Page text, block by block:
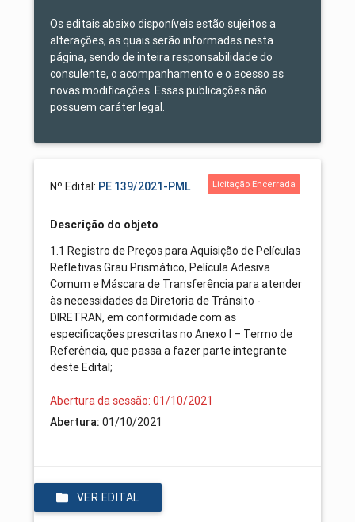
Os editais abaixo disponíveis estão sujeitos a
alterações, as quais serão informadas nesta
página, sendo de inteira responsabilidade do
consulente, o acompanhamento e o acesso as
novas modificações. Essas publicações não
possuem caráter legal.
Nº Edital: PE 139/2021-PML Licitação Encerrada
Descrição do objeto
1.1 Registro de Preços para Aquisição de Películas
Refletivas Grau Prismático, Película Adesiva
Comum e Máscara de Transferência para atender
às necessidades da Diretoria de Trânsito -
DIRETRAN, em conformidade com as
especificações prescritas no Anexo I – Termo de
Referência, que passa a fazer parte integrante
deste Edital;
Abertura da sessão: 01/10/2021
Abertura: 01/10/2021
VER EDITAL